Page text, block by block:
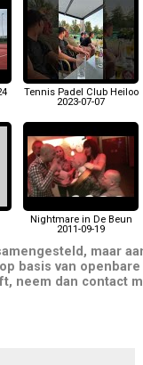
Tennis Padel Club Heiloo
2023-07-07
Nightmare in De Beun
2011-09-19
maar
basis van
neem dan contact